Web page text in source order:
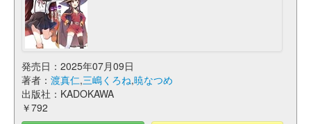
発売日：2025年07月09日
著者： 渡真仁,三嶋くろね,暁なつめ
出版社：KADOKAWA
￥792